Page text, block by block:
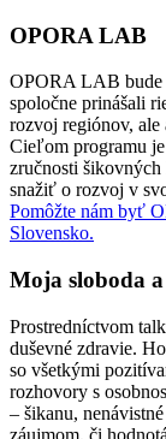
OPORA LAB
OPORA LAB bude
spoločne prinášali
rozvoj regiónov, ale
Cieľom programu
zručnosti
snažiť o rozvoj v
Pomôžte nám byť
Slovensko.
Moja sloboda
Prostredníctvom
duševné zdravie.
so všetkými
rozhovory s
– šikanu,
záujmom, či